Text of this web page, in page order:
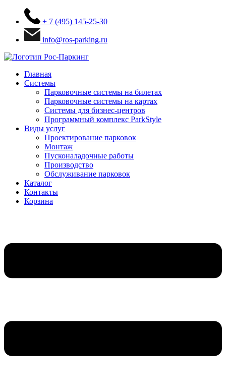
+ 7 (495) 145-25-30
info@ros-parking.ru
Главная
Системы
Парковочные системы на билетах
Парковочные системы на картах
Системы для бизнес-центров
Программный комплекс ParkStyle
Виды услуг
Проектирование парковок
Монтаж
Пусконаладочные работы
Производство
Обслуживание парковок
Каталог
Контакты
Корзина